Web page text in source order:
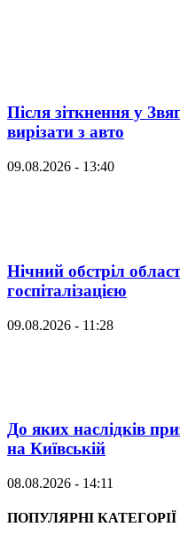
Після зіткнення у
вирізати з авто
09.08.2026 - 13:40
Нічний обстріл
госпіталізацією
09.08.2026 - 11:28
До яких наслідків
на Київській
08.08.2026 - 14:11
ПОПУЛЯРНІ КАТЕГОРІЇ